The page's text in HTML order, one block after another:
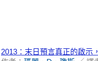
2013：末日預言真正的啟示